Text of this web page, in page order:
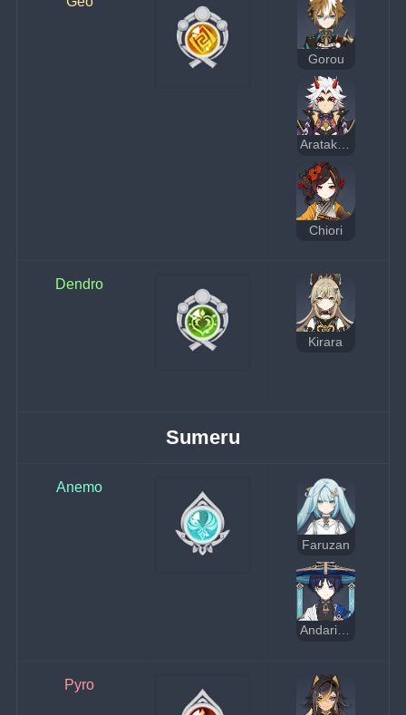
Gorou
Arataki Itto
Chiori
Dendro
Kirara
Sumeru
Anemo
Faruzan
Andarilho
Pyro